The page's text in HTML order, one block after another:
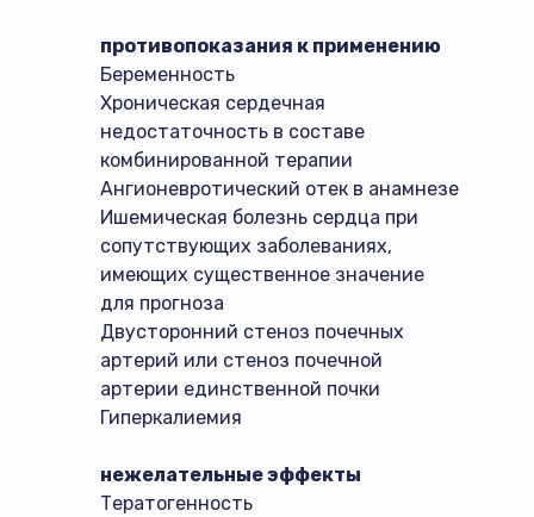
противопоказания к применению
Беременность
Хроническая сердечная
недостаточность в составе
комбинированной терапии
Ангионевротический отек в анамнезе
Ишемическая болезнь сердца при
сопутствующих заболеваниях,
имеющих существенное значение
для прогноза
Двусторонний стеноз почечных
артерий или стеноз почечной
артерии единственной почки
Гиперкалиемия
нежелательные эффекты
Тератогенность